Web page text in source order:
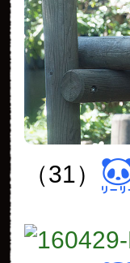
（31）